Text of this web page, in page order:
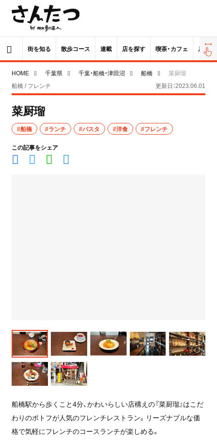
街を知る 散歩コース 連載 店を探す 喫茶・カフェ 居酒屋
HOME 千葉県 千葉・船橋・津田沼 船橋
菜厨瑠
船橋 / フレンチ
更新日：2023.06.01
菜厨瑠
#船橋 #ランチ #パスタ #洋食 #フレンチ
この記事をシェア
船橋駅から歩くこと4分、かわいらしい店構えの『菜厨瑠』はこだ
わりのポトフが人気のフレンチレストラン。リーズナブルな価
格で気軽にフレンチのコースランチが楽しめる。